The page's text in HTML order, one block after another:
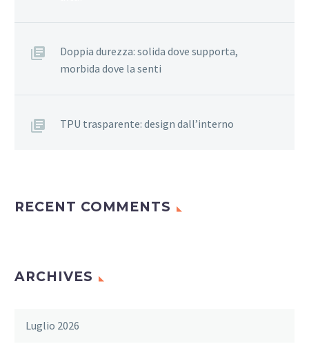
Doppia durezza: solida dove supporta,
morbida dove la senti
TPU trasparente: design dall’interno
RECENT COMMENTS
ARCHIVES
Luglio 2026